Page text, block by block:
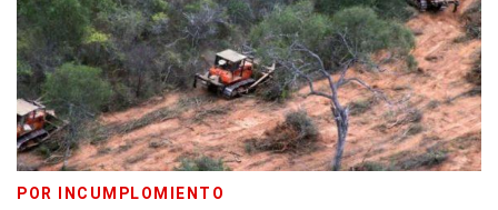
POR INCUMPLOMIENTO